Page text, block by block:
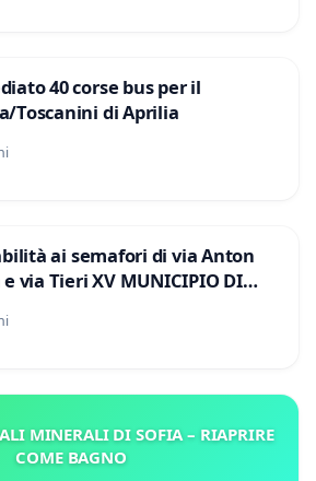
40 corse bus per il
Toscanini di Aprilia
ai semafori di via Anton
via Tieri XV MUNICIPIO DI
MINERALI DI SOFIA – RIAPRIRE
COME BAGNO